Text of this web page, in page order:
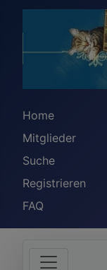
Home
Mitglieder
Suche
Registrieren
FAQ